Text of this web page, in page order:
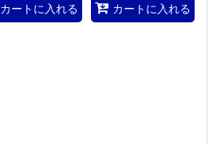
カートに入れる カートに入れる